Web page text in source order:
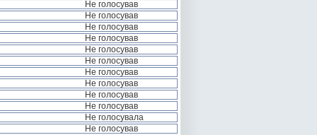
Не голосував
Не голосував
Не голосував
Не голосував
Не голосував
Не голосував
Не голосував
Не голосував
Не голосував
Не голосував
Не голосувала
Не голосував